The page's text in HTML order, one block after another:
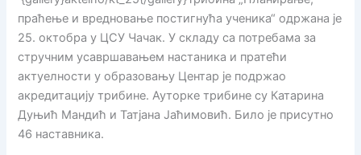
праћење и вредновање постигнућа ученика“ одржана је
25. oктобра у ЦСУ Чачак. У складу са потребама за
стручним усавршавањем настаника и пратећи
актуелности у образовању Центар је подржао
акредитацију трибине. Ауторке трибине су Катарина
Дуњић Мандић и Татјана Јаћимовић. Било је присутно
46 наставника.